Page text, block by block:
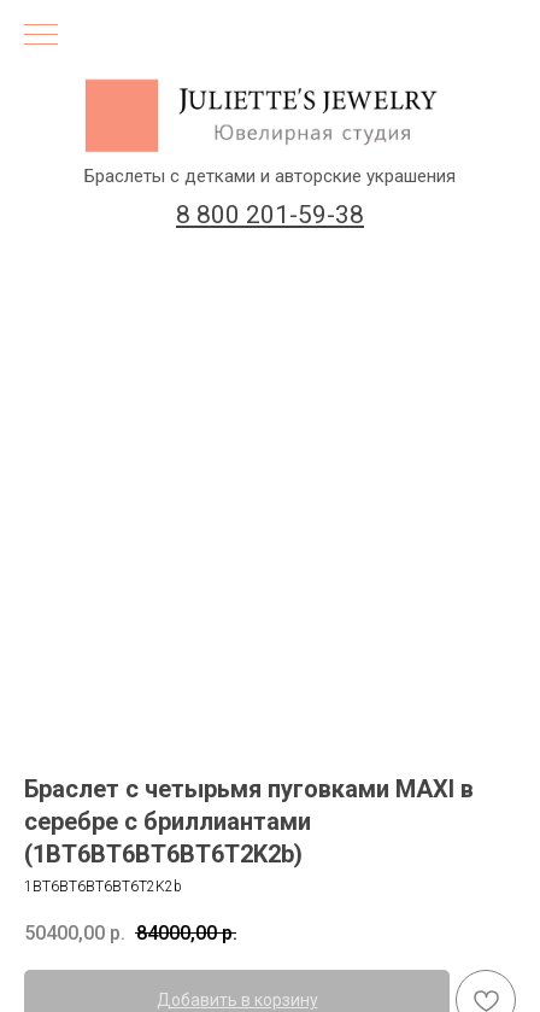
8 800 201-59-38
Браслеты с детками и авторские украшения
Браслет с четырьмя пуговками MAXI в
серебре с бриллиантами
(1BT6BT6BT6BT6T2K2b)
1BT6BT6BT6BT6T2K2b
50400,00 р. 84000,00 р.
Добавить в корзину